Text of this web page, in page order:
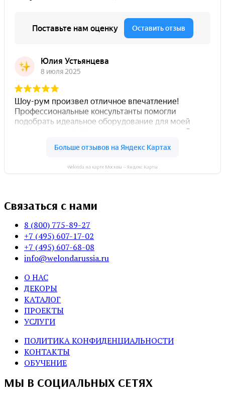
Welonda на карте Москвы — Яндекс Карты
Связаться с нами
8 (800) 775-89-27
+7 (495) 607-17-02
+7 (495) 607-68-08
info@welondarussia.ru
О НАС
ДЕКОРЫ
КАТАЛОГ
ПРОЕКТЫ
УСЛУГИ
ПОЛИТИКА КОНФИДЕНЦИАЛЬНОСТИ
КОНТАКТЫ
ОБУЧЕНИЕ
МЫ В СОЦИАЛЬНЫХ СЕТЯХ